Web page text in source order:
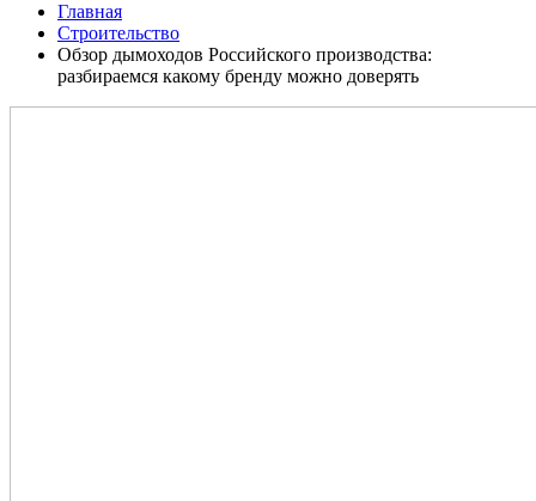
Главная
Строительство
Обзор дымоходов Российского производства:
разбираемся какому бренду можно доверять